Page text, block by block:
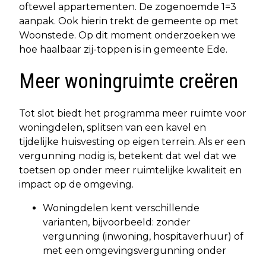
oftewel appartementen. De zogenoemde 1=3
aanpak. Ook hierin trekt de gemeente op met
Woonstede. Op dit moment onderzoeken we
hoe haalbaar zij-toppen is in gemeente Ede.
Meer woningruimte creëren
Tot slot biedt het programma meer ruimte voor
woningdelen, splitsen van een kavel en
tijdelijke huisvesting op eigen terrein. Als er een
vergunning nodig is, betekent dat wel dat we
toetsen op onder meer ruimtelijke kwaliteit en
impact op de omgeving.
Woningdelen kent verschillende
varianten, bijvoorbeeld: zonder
vergunning (inwoning, hospitaverhuur) of
met een omgevingsvergunning onder